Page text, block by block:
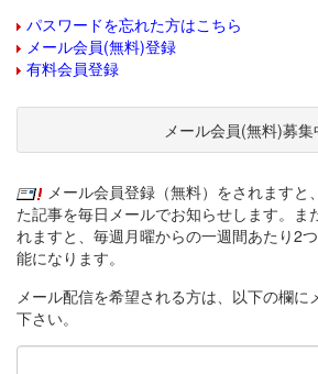
パスワードを忘れた方はこちら
メール会員(無料)登録
有料会員登録
メール会員(無料)募集
メール会員登録（無料）をされますと
た記事を毎日メールでお知らせします。ま
れますと、毎週月曜からの一週間あたり2
能になります。
メール配信を希望される方は、以下の欄に
下さい。